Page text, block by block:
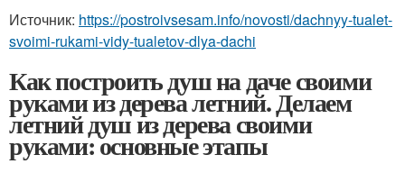
Источник: https://postroivsesam.info/novosti/dachnyy-tualet-
svoimi-rukami-vidy-tualetov-dlya-dachi
Как построить душ на даче своими
руками из дерева летний. Делаем
летний душ из дерева своими
руками: основные этапы